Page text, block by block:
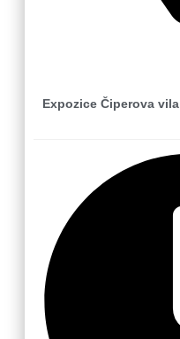
Expozice Čiperova vila